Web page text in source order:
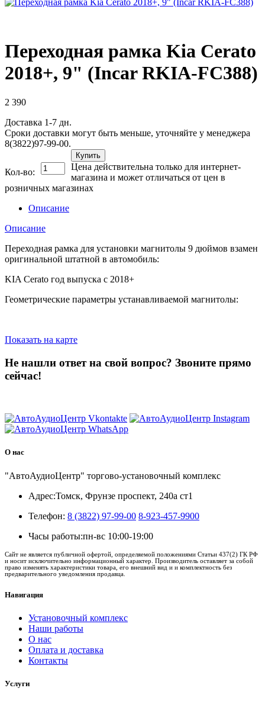
Переходная рамка Kia Cerato
2018+, 9" (Incar RKIA-FC388)
2 390
Доставка 1-7 дн.
Сроки доставки могут быть меньше, уточняйте у менеджера
8(3822)97-99-00.
Кол-во:
Купить
Цена действительна только для интернет-
магазина и может отличаться от цен в
розничных магазинах
Описание
Описание
Переходная рамка для установки магнитолы 9 дюймов взамен
оригинальной штатной в автомобиль:
KIA Cerato год выпуска с 2018+
Геометрические параметры устанавливаемой магнитолы:
Показать на карте
Не нашли ответ на свой вопрос? Звоните прямо
сейчас!
О нас
"АвтоАудиоЦентр" торгово-установочный комплекс
Адрес:Томск, Фрунзе проспект, 240а ст1
Телефон: 8 (3822) 97-99-00 8-923-457-9900
Часы работы:пн-вс 10:00-19:00
Сайт не является публичной офертой, определяемой положениями Статьи 437(2) ГК РФ
и носит исключительно информационный характер. Производитель оставляет за собой
право изменять характеристики товара, его внешний вид и и комплектность без
предварительного уведомления продавца.
Навигация
Установочный комплекс
Наши работы
О нас
Оплата и доставка
Контакты
Услуги